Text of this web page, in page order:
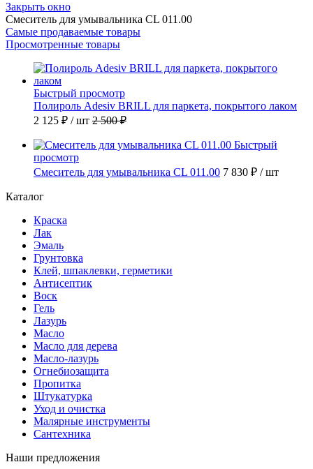
Закрыть окно
Смеситель для умывальника CL 011.00
Самые продаваемые товары
Просмотренные товары
Быстрый просмотр
Полироль Adesiv BRILL для паркета, покрытого лаком
2 125 ₽ / шт 2 500 ₽
Быстрый
просмотр
Смеситель для умывальника CL 011.00 7 830 ₽ / шт
Каталог
Краска
Лак
Эмаль
Грунтовка
Клей, шпаклевки, герметики
Антисептик
Воск
Гель
Лазурь
Масло
Масло для дерева
Масло-лазурь
Огнебиозащита
Пропитка
Штукатурка
Уход и очистка
Малярные инструменты
Сантехника
Наши предложения